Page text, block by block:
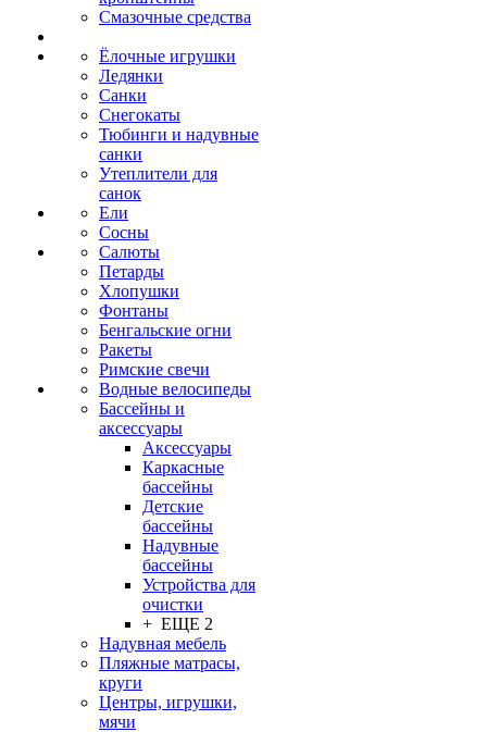
Смазочные средства
Ёлочные игрушки
Ледянки
Санки
Снегокаты
Тюбинги и надувные
санки
Утеплители для
санок
Ели
Сосны
Салюты
Петарды
Хлопушки
Фонтаны
Бенгальские огни
Ракеты
Римские свечи
Водные велосипеды
Бассейны и
аксессуары
Аксессуары
Каркасные
бассейны
Детские
бассейны
Надувные
бассейны
Устройства для
очистки
+ ЕЩЕ 2
Надувная мебель
Пляжные матрасы,
круги
Центры, игрушки,
мячи